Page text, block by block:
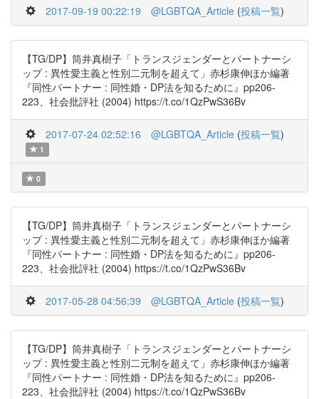
2017-09-19 00:22:19 @LGBTQA_Article (投稿一覧)
【TG/DP】筒井真樹子「トランスジェンダーとパートナーシ
ップ : 異性愛主義と性別二元制を超えて」赤杉康伸ほか編著
『同性パートナー : 同性婚・DP法を知るために』pp206-
223、社会批評社 (2004) https://t.co/1QzPwS36Bv
2017-07-24 02:52:16 @LGBTQA_Article (投稿一覧)
1
0
【TG/DP】筒井真樹子「トランスジェンダーとパートナーシ
ップ : 異性愛主義と性別二元制を超えて」赤杉康伸ほか編著
『同性パートナー : 同性婚・DP法を知るために』pp206-
223、社会批評社 (2004) https://t.co/1QzPwS36Bv
2017-05-28 04:56:39 @LGBTQA_Article (投稿一覧)
【TG/DP】筒井真樹子「トランスジェンダーとパートナーシ
ップ : 異性愛主義と性別二元制を超えて」赤杉康伸ほか編著
『同性パートナー : 同性婚・DP法を知るために』pp206-
223、社会批評社 (2004) https://t.co/1QzPwS36Bv